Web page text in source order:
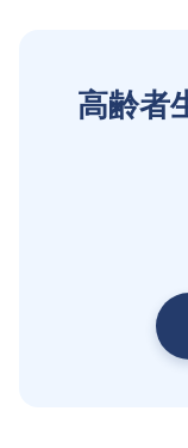
高齢者